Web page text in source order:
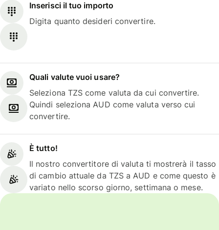
Inserisci il tuo importo
Digita quanto desideri convertire.
Quali valute vuoi usare?
Seleziona TZS come valuta da cui convertire.
Quindi seleziona AUD come valuta verso cui
convertire.
È tutto!
Il nostro convertitore di valuta ti mostrerà il tasso
di cambio attuale da TZS a AUD e come questo è
variato nello scorso giorno, settimana o mese.